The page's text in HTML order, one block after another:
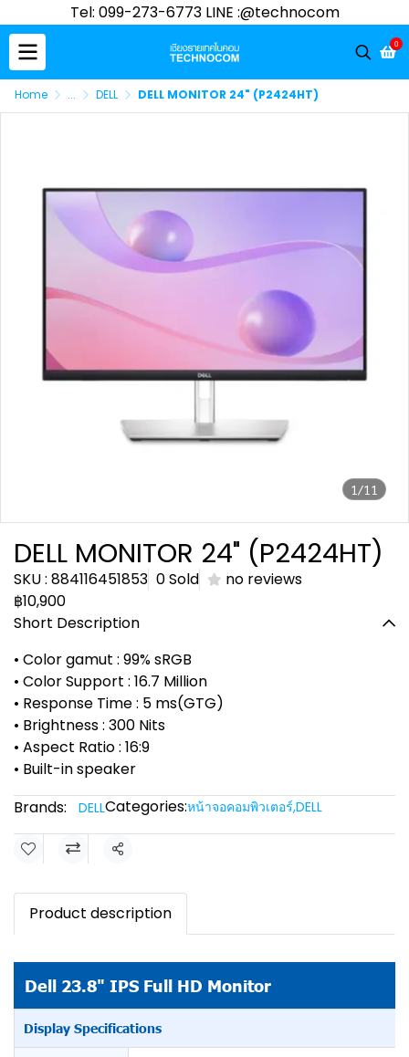
Tel: 099-273-6773 LINE :@technocom
0
Home ... DELL DELL MONITOR 24" (P2424HT)
1/11
DELL MONITOR 24" (P2424HT)
SKU : 884116451853 0 Sold
no reviews
฿10,900
Short Description
• Color gamut : 99% sRGB
• Color Support : 16.7 Million
• Response Time : 5 ms(GTG)
• Brightness : 300 Nits
• Aspect Ratio : 16:9
• Built-in speaker
Brands:
DELLCategories:หน้าจอคอมพิวเตอร์,DELL
Share
Product description
Dell 23.8" IPS Full HD Monitor
Display Specifications